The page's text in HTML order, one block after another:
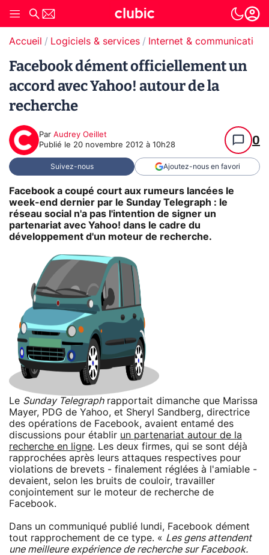
Accueil Logiciels & services Internet & communication
Facebook dément officiellement un
accord avec Yahoo! autour de la
recherche
Par Audrey Oeillet
Publié le 20 novembre 2012 à 10h28 0
Suivez-nous Ajoutez-nous en favori
Facebook a coupé court aux rumeurs lancées le
week-end dernier par le Sunday Telegraph : le
réseau social n'a pas l'intention de signer un
partenariat avec Yahoo! dans le cadre du
développement d'un moteur de recherche.
Le Sunday Telegraphrapportait dimanche que Marissa
Mayer, PDG de Yahoo, et Sheryl Sandberg, directrice
des opérations de Facebook, avaient entamé des
discussions pour établir un partenariat autour de la
recherche en ligne. Les deux firmes, qui se sont déjà
rapprochées après leurs attaques respectives pour
violations de brevets - finalement réglées à l'amiable -
devaient, selon les bruits de couloir, travailler
conjointement sur le moteur de recherche de
Facebook.
Dans un communiqué publié lundi, Facebook dément
tout rapprochement de ce type. « Les gens attendent
une meilleure expérience de recherche sur Facebook.